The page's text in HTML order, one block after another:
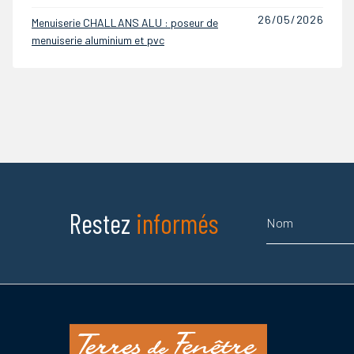
Menuiserie CHALLANS ALU : poseur de
menuiserie aluminium et pvc
03/05/2026
Restez informés